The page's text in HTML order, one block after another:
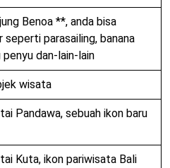
Benoa **, anda bisa
seperti parasailing, banana
dan-lain-lain
wisata
Pandawa, sebuah ikon baru
Kuta, ikon pariwisata Bali